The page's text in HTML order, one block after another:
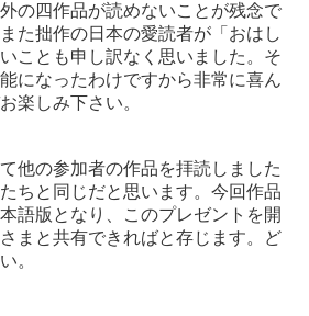
の四作品が読めないことが残念で
た拙作の日本の愛読者が「おはし
ことも申し訳なく思いました。そ
になったわけですから非常に喜ん
楽しみ下さい。
他の参加者の作品を拝読しました
ちと同じだと思います。今回作品
語版となり、このプレゼントを開
まと共有できればと存じます。ど
。